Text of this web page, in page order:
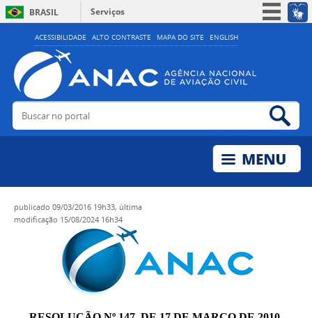
ACESSIBILIDADE ALTO CONTRASTE MAPA DO SITE ENGLISH
BRASIL
Serviços
Simplifique!
Acesso à informação
Legislação
Buscar no portal
publicado 09/03/2016 19h33, última
modificação 15/08/2024 16h34